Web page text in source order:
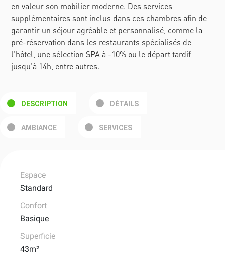
en valeur son mobilier moderne. Des services
supplémentaires sont inclus dans ces chambres afin de
garantir un séjour agréable et personnalisé, comme la
pré-réservation dans les restaurants spécialisés de
l'hôtel, une sélection SPA à -10% ou le départ tardif
jusqu'à 14h, entre autres.
DESCRIPTION DÉTAILS
AMBIANCE SERVICES
Espace
Standard
Confort
Basique
Superficie
43m²